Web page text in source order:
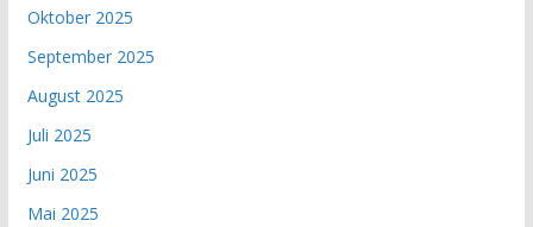
Oktober 2025
September 2025
August 2025
Juli 2025
Juni 2025
Mai 2025